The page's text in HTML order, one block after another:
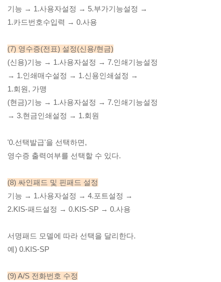
기능 → 1.사용자설정 → 5.부가기능설정 →
1.카드번호수입력 → 0.사용
(7) 영수증(전표) 설정(신용/현금)
(신용)기능 → 1.사용자설정 → 7.인쇄기능설정
→ 1.인쇄매수설정 → 1.신용인쇄설정 →
1.회원, 가맹
(현금)기능 → 1.사용자설정 → 7.인쇄기능설정
→ 3.현금인쇄설정 → 1.회원
'0.선택발급'을 선택하면,
영수증 출력여부를 선택할 수 있다.
(8) 싸인패드 및 핀패드 설정
기능 → 1.사용자설정 → 4.포트설정 →
2.KIS-패드설정 → 0.KIS-SP → 0.사용
서명패드 모델에 따라 선택을 달리한다.
예) 0.KIS-SP
(9) A/S 전화번호 수정